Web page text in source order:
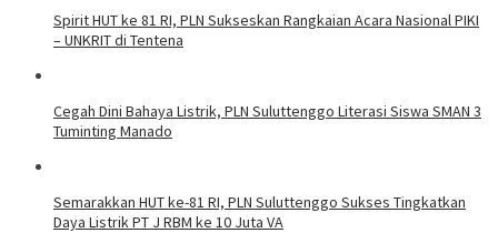
Spirit HUT ke 81 RI, PLN Sukseskan Rangkaian Acara Nasional PIKI
– UNKRIT di Tentena
Cegah Dini Bahaya Listrik, PLN Suluttenggo Literasi Siswa SMAN 3
Tuminting Manado
Semarakkan HUT ke-81 RI, PLN Suluttenggo Sukses Tingkatkan
Daya Listrik PT J RBM ke 10 Juta VA